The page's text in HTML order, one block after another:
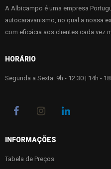
A Albicampo é uma empresa
autocaravanismo, no qual a nossa
com eficácia aos clientes cada vez
HORÁRIO
Segunda a Sexta: 9h - 12:30 | 14h -
INFORMAÇÕES
Tabela de Preços